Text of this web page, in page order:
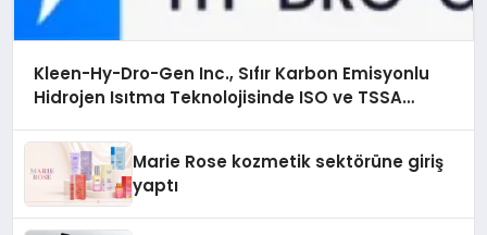
Kleen-Hy-Dro-Gen Inc., Sıfır Karbon Emisyonlu
Hidrojen Isıtma Teknolojisinde ISO ve TSSA
Marie Rose kozmetik sektörüne giriş
yaptı